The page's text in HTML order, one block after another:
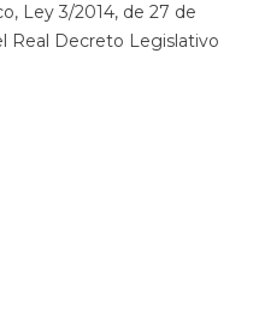
Ley 3/2014, de 27 de
Real Decreto Legislativo